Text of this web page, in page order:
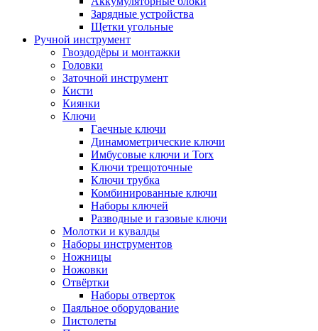
Зарядные устройства
Щетки угольные
Ручной инструмент
Гвоздодёры и монтажки
Головки
Заточной инструмент
Кисти
Киянки
Ключи
Гаечные ключи
Динамометрические ключи
Имбусовые ключи и Torx
Ключи трещоточные
Ключи трубка
Комбинированные ключи
Наборы ключей
Разводные и газовые ключи
Молотки и кувалды
Наборы инструментов
Ножницы
Ножовки
Отвёртки
Наборы отверток
Паяльное оборудование
Пистолеты